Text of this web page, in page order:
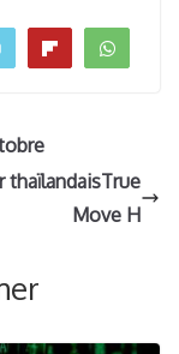
Email Flip
thaïlandaisTrue
Move H